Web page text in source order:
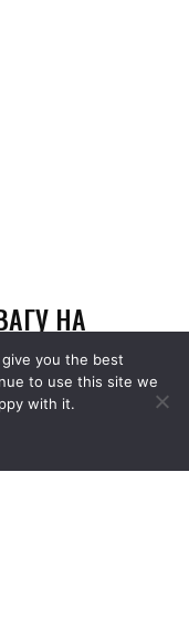
you the best
to use this site we
with it.